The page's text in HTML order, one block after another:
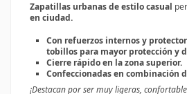
Zapatillas urbanas de estilo casual
en ciudad.
Con refuerzos internos y
tobillos para mayor protección y
Cierre rápido en la zona superior.
Confeccionadas en combinación
¡Destacan por ser muy ligeras,